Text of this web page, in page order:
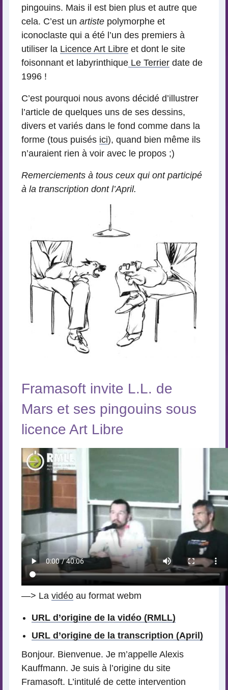
pingouins. Mais il est bien plus et autre que
cela. C’est un artiste polymorphe et
iconoclaste qui a été l’un des premiers à
utiliser la Licence Art Libre et dont le site
foisonnant et labyrinthique Le Terrier date de
1996 !
C’est pourquoi nous avons décidé d’illustrer
l’article de quelques uns de ses dessins,
divers et variés dans le fond comme dans la
forme (tous puisés ici), quand bien même ils
n’auraient rien à voir avec le propos ;)
Remerciements à tous ceux qui ont participé
à la transcription dont l’April.
Framasoft invite L.L. de
Mars et ses pingouins sous
licence Art Libre
—> La vidéo au format webm
URL d’origine de la vidéo (RMLL)
URL d’origine de la transcription (April)
Bonjour. Bienvenue. Je m’appelle Alexis
Kauffmann. Je suis à l’origine du site
Framasoft. L’intitulé de cette intervention